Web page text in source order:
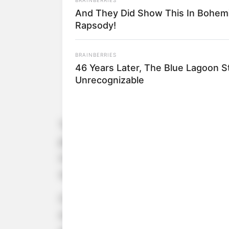
Teve início na noite de ontem, 15,
pelo CIVAP (Consórcio
reuniu centenas de
Com o tema central “Emergência
mobilizar os 35 municípios
And They Did Show This In
Rapsody!
BRAINBERRIES
46 Years Later, The Blue Lagoon
Unrecognizable